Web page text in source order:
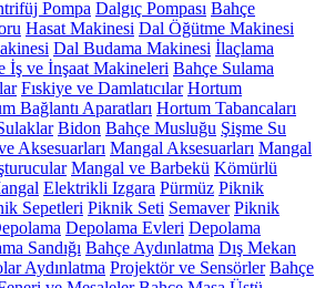
Pompa Dalgıç Pompası Bahçe
Hasat Makinesi Dal Öğütme Makinesi
Dal Budama Makinesi İlaçlama
İş ve İnşaat Makineleri Bahçe Sulama
Fıskiye ve Damlatıcılar Hortum
Bağlantı Aparatları Hortum Tabancaları
Bidon Bahçe Musluğu Şişme Su
Aksesuarları Mangal Aksesuarları Mangal
Mangal ve Barbekü Kömürlü
Elektrikli Izgara Pürmüz Piknik
Sepetleri Piknik Seti Semaver Piknik
Depolama Evleri Depolama
Sandığı Bahçe Aydınlatma Dış Mekan
Aydınlatma Projektör ve Sensörler Bahçe